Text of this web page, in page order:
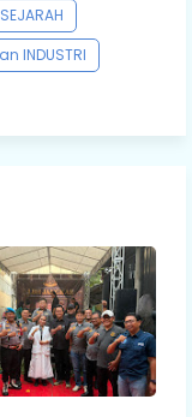
SEJARAH
INDUSTRI